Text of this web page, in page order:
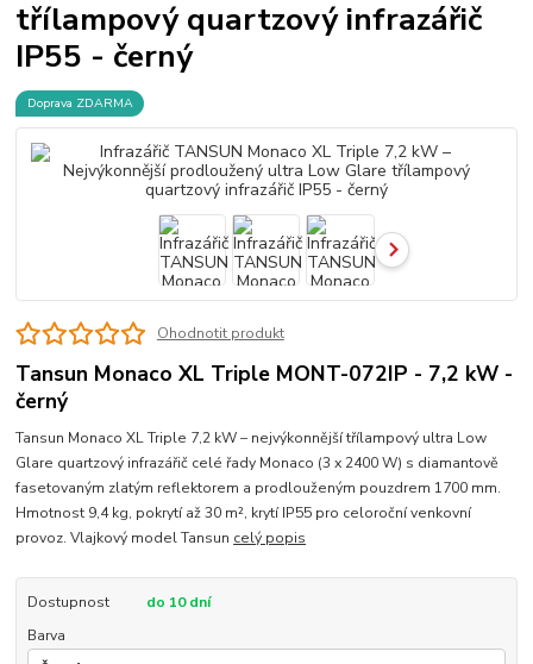
třílampový quartzový infrazářič
IP55 - černý
Doprava ZDARMA
Ohodnotit produkt
Tansun Monaco XL Triple MONT-072IP - 7,2 kW -
černý
Tansun Monaco XL Triple 7,2 kW – nejvýkonnější třílampový ultra Low
Glare quartzový infrazářič celé řady Monaco (3 x 2400 W) s diamantově
fasetovaným zlatým reflektorem a prodlouženým pouzdrem 1700 mm.
Hmotnost 9,4 kg, pokrytí až 30 m², krytí IP55 pro celoroční venkovní
provoz. Vlajkový model Tansun celý popis
Dostupnost
do 10 dní
Barva